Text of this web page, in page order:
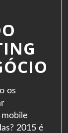
os
2015 é